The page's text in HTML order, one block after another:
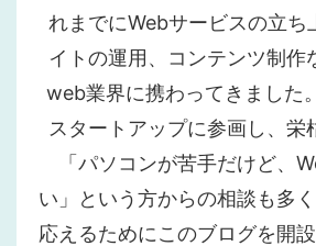
れまでにWebサービスの立ち
イトの運用、コンテンツ制作
web業界に携わってきました
スタートアップに参画し、栄
「パソコンが苦手だけど、
い」という方からの相談も多
応えるためにこのブログを開